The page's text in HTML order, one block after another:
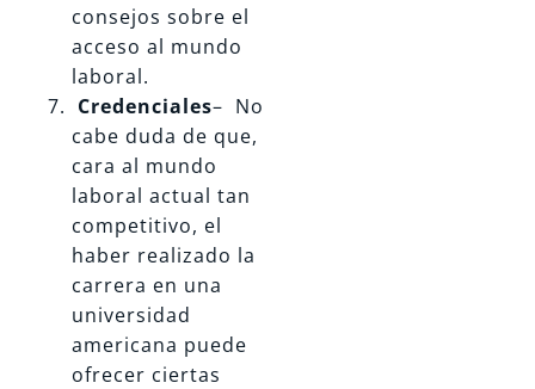
consejos sobre el
acceso al mundo
laboral.
Credenciales– No
cabe duda de que,
cara al mundo
laboral actual tan
competitivo, el
haber realizado la
carrera en una
universidad
americana puede
ofrecer ciertas